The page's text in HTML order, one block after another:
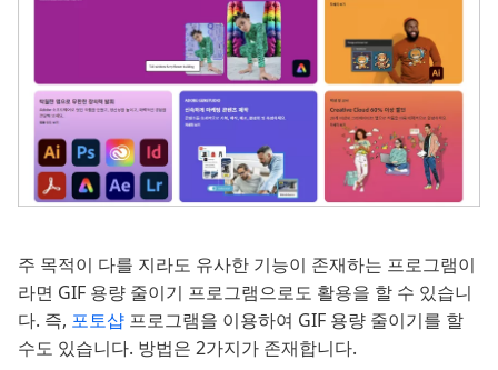
주 목적이 다를 지라도 유사한 기능이 존재하는 프로그램이
라면 GIF 용량 줄이기 프로그램으로도 활용을 할 수 있습니
다. 즉, 포토샵 프로그램을 이용하여 GIF 용량 줄이기를 할
수도 있습니다. 방법은 2가지가 존재합니다.